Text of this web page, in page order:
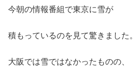
今朝の情報番組で東京に雪が
積もっているのを見て驚きました。
大阪では雪ではなかったものの、